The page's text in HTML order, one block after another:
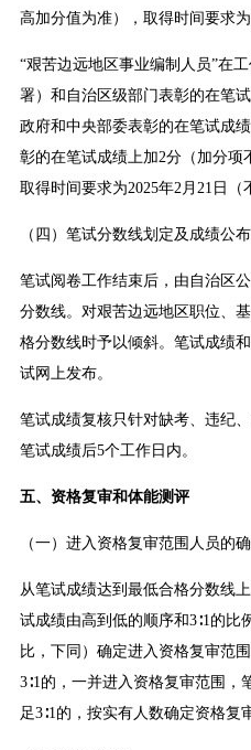
高加分值为准），取得时间要求为
“艰苦边远地区事业编制人员”在
署）和自治区级部门表彰的在笔
政府和中央部委表彰的在笔试成
彰的在笔试成绩上加2分（加分项
取得时间要求为2025年2月21日（
（四）笔试分数线划定及成绩公布
笔试阅卷工作结束后，由自治区
分数线。对艰苦边远地区职位、
格分数线时予以倾斜。笔试成绩
试网上发布。
笔试成绩复核只针对缺考、违纪
笔试成绩后5个工作日内。
五、资格复审和体能测评
（一）进入资格复审范围人员的
从笔试成绩达到最低合格分数线
试成绩由高到低的顺序和3∶1的比
比，下同）确定进入资格复审范
3∶1的，一并进入资格复审范围，
足3∶1的，按实有人数确定资格复